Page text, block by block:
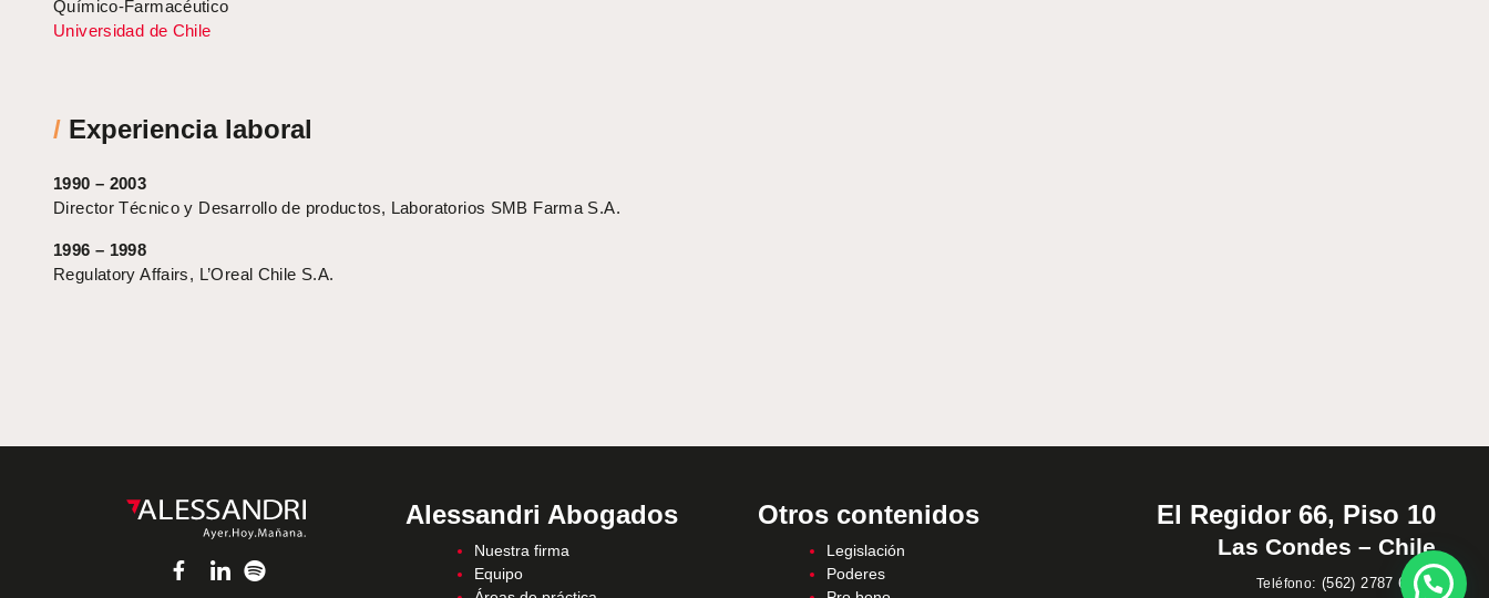
Químico-Farmacéutico
Universidad de Chile
/ Experiencia laboral
1990 – 2003
Director Técnico y Desarrollo de productos, Laboratorios SMB Farma S.A.
1996 – 1998
Regulatory Affairs, L’Oreal Chile S.A.
Alessandri Abogados
Nuestra firma
Equipo
Otros contenidos
Legislación
Poderes
El Regidor 66, Piso 10
Las Condes – Chile
Teléfono: (562) 2787 60 00